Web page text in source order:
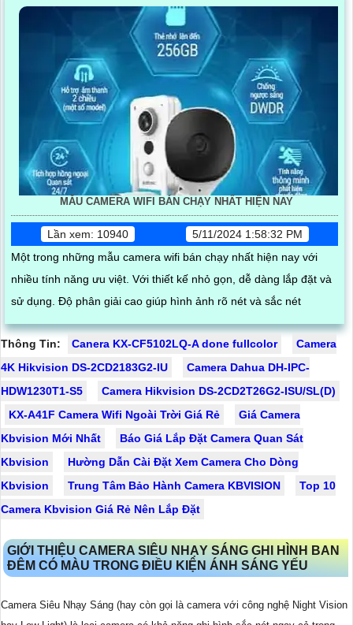
MẪU CAMERA WIFI BÁN CHẠY NHẤT HIỆN NAY
Lần xem: 10940
5/11/2024 1:58:32 PM
Một trong những mẫu camera wifi bán chạy nhất hiện nay với
nhiều tính năng ưu việt. Với thiết kế nhỏ gọn, dễ dàng lắp đặt và
sử dụng. Độ phân giải cao giúp hình ảnh rõ nét và sắc nét
Thông Tin: Canera KX-CF5102LQ-A done fullcolor
Camera
4K Hikvision DS-2CD2183G2-IU
Camera Dahua DH-IPC-
HDW1230T1-S5
Camera Hikvision DS-2CD2T26G2-ISU/SL(D)
KX-A41F Camera Wifi Ngoài Trời Giá Rẻ
Giá Camera
Kbvision Mới Nhất
Báo Giá Lắp Đặt Camera Quan Sát
Kbvision
Hường Dẫn Cài Đặt Xem Camera Cho Dòng
Kbvision
Trung Tâm Bảo Hành Camera KBVISION
Top 10
Camera Kbvision Giá Rẻ Nên Lắp Đặt
GIỚI THIỆU CAMERA SIÊU NHẠY SÁNG GHI HÌNH BAN
ĐÊM CÓ MÀU TRONG ĐIỀU KIỆN ÁNH SÁNG YẾU
Camera Siêu Nhạy Sáng (hay còn gọi là camera với công nghệ Night Vision